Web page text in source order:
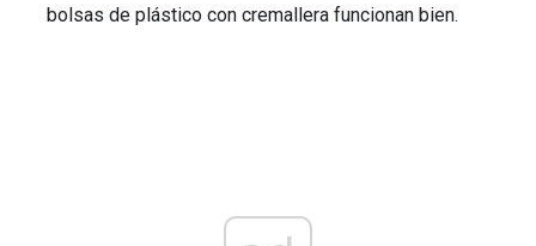
bolsas de plástico con cremallera funcionan bien.